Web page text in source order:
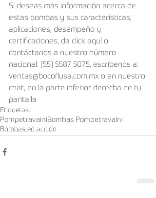
Si deseas más información acerca de
estas bombas y sus características,
aplicaciones, desempeño y
certificaciones, da click aquí o
contáctanos a nuestro número
nacional: (55) 5587 5075, escríbenos a:
ventas@bocoflusa.com.mx o en nuestro
chat, en la parte inferior derecha de tu
pantalla
Etiquetas:
PompetravainiBombas Pompetravaini
Bombas en acción